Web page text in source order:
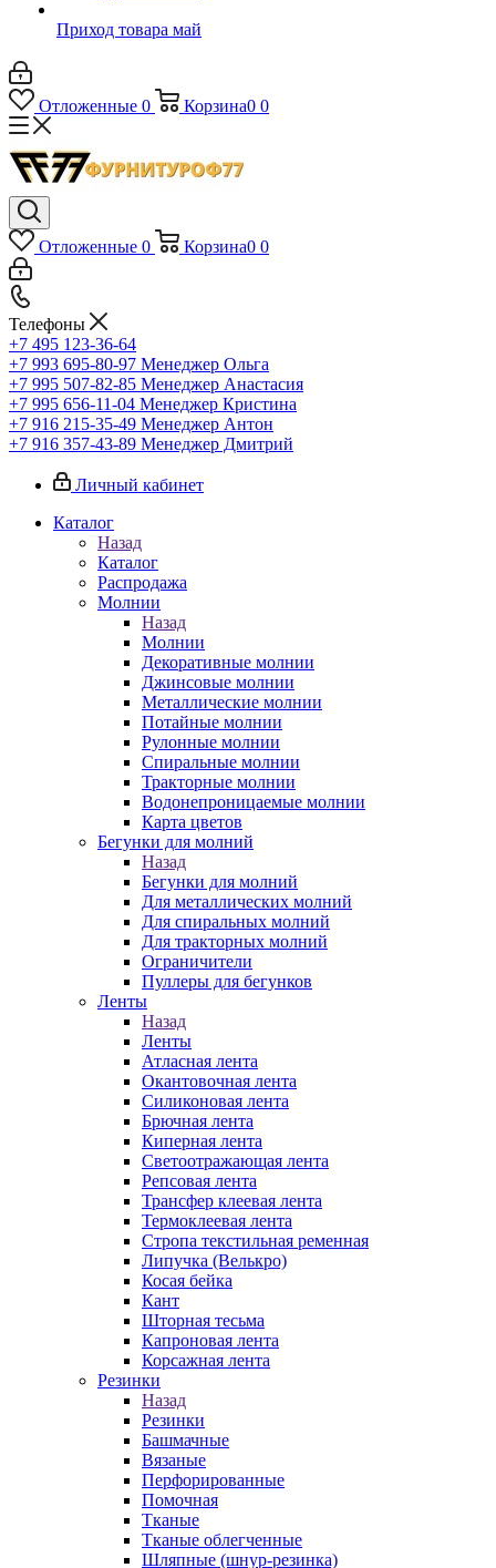
Приход товара май
Отложенные 0 Корзина0 0
Отложенные 0 Корзина0 0
Телефоны
+7 495 123-36-64
+7 993 695-80-97 Менеджер Ольга
+7 995 507-82-85 Менеджер Анастасия
+7 995 656-11-04 Менеджер Кристина
+7 916 215-35-49 Менеджер Антон
+7 916 357-43-89 Менеджер Дмитрий
Личный кабинет
Каталог
Назад
Каталог
Распродажа
Молнии
Назад
Молнии
Декоративные молнии
Джинсовые молнии
Металлические молнии
Потайные молнии
Рулонные молнии
Спиральные молнии
Тракторные молнии
Водонепроницаемые молнии
Карта цветов
Бегунки для молний
Назад
Бегунки для молний
Для металлических молний
Для спиральных молний
Для тракторных молний
Ограничители
Пуллеры для бегунков
Ленты
Назад
Ленты
Атласная лента
Окантовочная лента
Силиконовая лента
Брючная лента
Киперная лента
Светоотражающая лента
Репсовая лента
Трансфер клеевая лента
Термоклеевая лента
Стропа текстильная ременная
Липучка (Велькро)
Косая бейка
Кант
Шторная тесьма
Капроновая лента
Корсажная лента
Резинки
Назад
Резинки
Башмачные
Вязаные
Перфорированные
Помочная
Тканые
Тканые облегченные
Шляпные (шнур-резинка)